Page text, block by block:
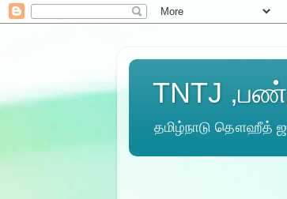
TNTJ
தமிழ்நாடு தௌஹீத்